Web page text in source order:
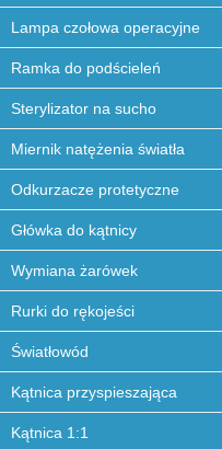
Lampa czołowa operacyjne
Ramka do podścieleń
Sterylizator na sucho
Miernik natężenia światła
Odkurzacze protetyczne
Główka do kątnicy
Wymiana żarówek
Rurki do rękojeści
Światłowód
Kątnica przyspieszająca
Kątnica 1:1